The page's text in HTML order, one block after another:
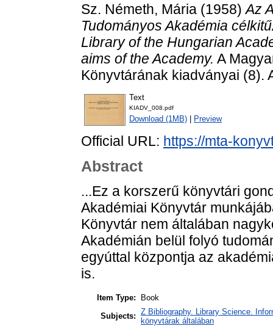
Sz. Németh, Mária (1958)Az
Tudományos Akadémia
Library of the Hungarian
aims of the Academy. A
Könyvtárának kiadványai (8).
Text
KIADV_008.pdf
Download (1MB) Preview
Official URL: https://mta-
Abstract
...Ez a korszerű könyvtári
Akadémiai Könyvtár
Könyvtár nem általában
Akadémián belül folyó
egyúttal központja az
is.
Item Type:
Book
Subjects: Z Bibliography. Library Science.
könyvtárak általában